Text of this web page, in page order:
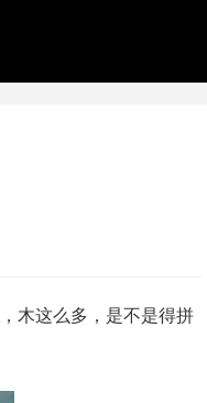
，木这么多，是不是得拼